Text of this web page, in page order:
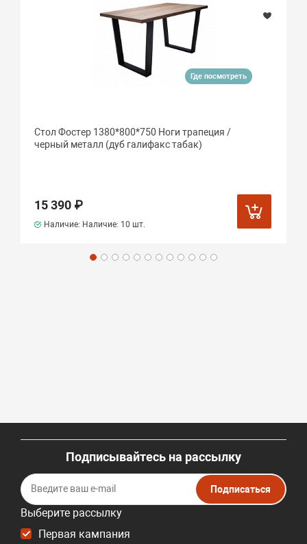
Где посмотреть
Стол Фостер 1380*800*750 Ноги трапеция /
черный металл (дуб галифакс табак)
15 390 ₽
Наличие: Наличие: 10 шт.
Подписывайтесь на рассылку
Выберите рассылку
Первая кампания
Подписаться